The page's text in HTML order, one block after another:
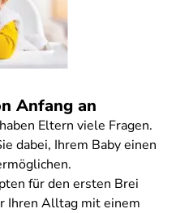
Anfang an
Eltern viele Fragen.
dabei, Ihrem Baby einen
für den ersten Brei
Ihren Alltag mit einem